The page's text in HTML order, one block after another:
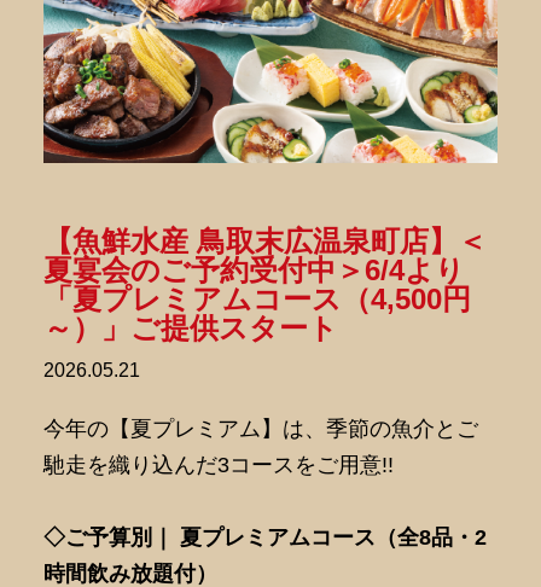
2026.05.21
【魚鮮水産 鳥取末広温泉町店】＜
夏宴会のご予約受付中＞6/4より
「夏プレミアムコース（4,500円
～）」ご提供スタート
今年の【夏プレミアム】は、季節の魚介とご
馳走を織り込んだ3コースをご用意!!
◇ご予算別｜ 夏プレミアムコース（全8品・2
時間飲み放題付）